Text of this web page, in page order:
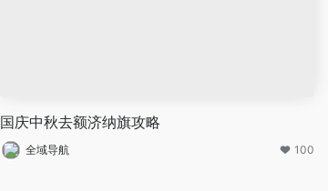
国庆中秋去额济纳旗攻略
全域导航 100